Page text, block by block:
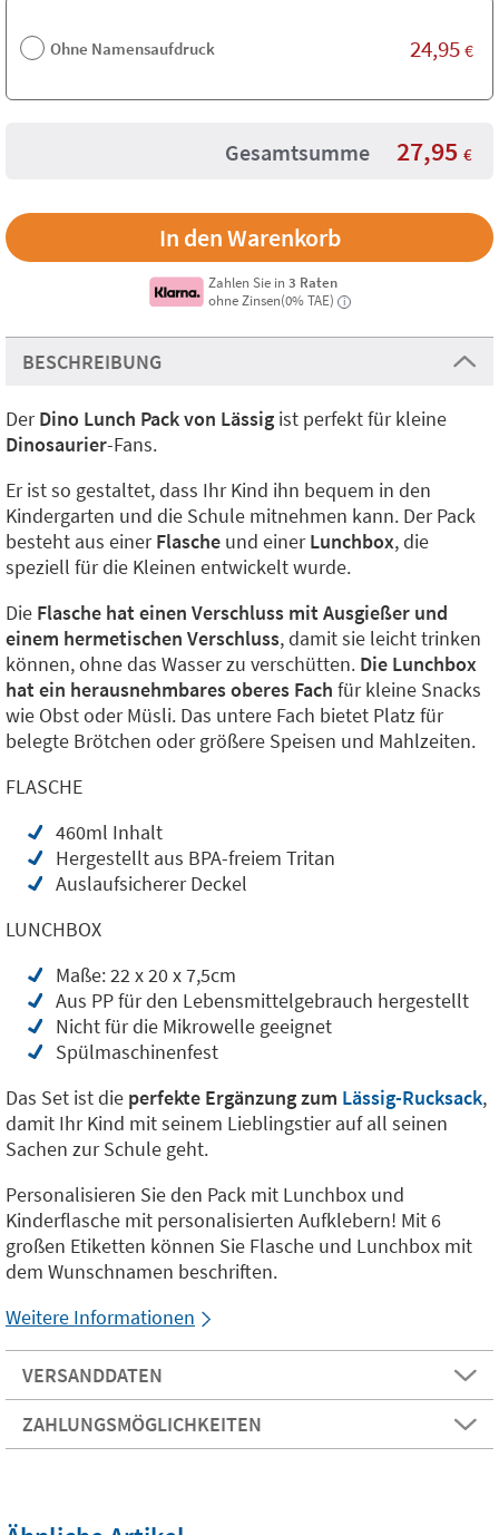
Ohne Namensaufdruck 24,95 €
Gesamtsumme 27,95 €
Zahlen Sie in3 Raten
ohne Zinsen(0% TAE)
i
BESCHREIBUNG
DerDino Lunch Pack von Lässig ist perfekt für kleine
Dinosaurier-Fans.
Er ist so gestaltet, dass Ihr Kind ihn bequem in den
Kindergarten und die Schule mitnehmen kann. Der Pack
besteht aus einerFlasche und einerLunchbox, die
speziell für die Kleinen entwickelt wurde.
Die Flasche hat einen Verschluss mit Ausgießer und
einem hermetischen Verschluss, damit sie leicht trinken
können, ohne das Wasser zu verschütten. Die Lunchbox
hat ein herausnehmbares oberes Fach für kleine Snacks
wie Obst oder Müsli. Das untere Fach bietet Platz für
belegte Brötchen oder größere Speisen und Mahlzeiten.
FLASCHE
460ml Inhalt
Hergestellt aus BPA-freiem Tritan
Auslaufsicherer Deckel
LUNCHBOX
Maße: 22 x 20 x 7,5cm
Aus PP für den Lebensmittelgebrauch hergestellt
Nicht für die Mikrowelle geeignet
Spülmaschinenfest
Das Set ist die perfekte Ergänzung zum Lässig-Rucksack,
damit Ihr Kind mit seinem Lieblingstier auf all seinen
Sachen zur Schule geht.
Personalisieren Sie den Pack mit Lunchbox und
Kinderflasche mit personalisierten Aufklebern! Mit 6
großen Etiketten können Sie Flasche und Lunchbox mit
dem Wunschnamen beschriften.
Weitere Informationen
VERSANDDATEN
ZAHLUNGSMÖGLICHKEITEN